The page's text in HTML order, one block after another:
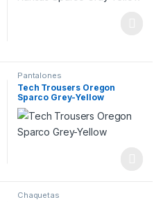
Pantalones
Tech Trousers Oregon
Sparco Grey-Yellow
Chaquetas